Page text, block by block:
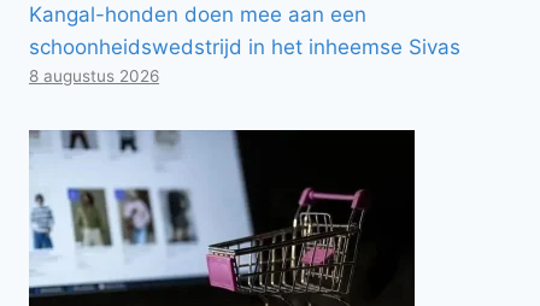
Kangal-honden doen mee aan een
schoonheidswedstrijd in het inheemse Sivas
8 augustus 2026